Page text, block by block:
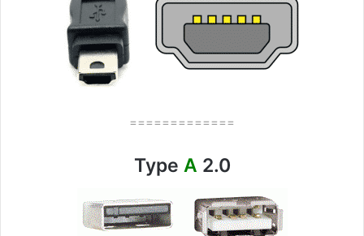
=============
Type A 2.0